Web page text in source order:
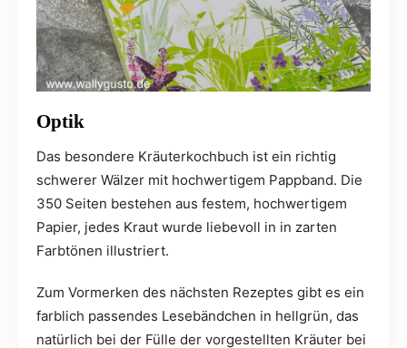
Optik
Das besondere Kräuterkochbuch ist ein richtig
schwerer Wälzer mit hochwertigem Pappband. Die
350 Seiten bestehen aus festem, hochwertigem
Papier, jedes Kraut wurde liebevoll in in zarten
Farbtönen illustriert.
Zum Vormerken des nächsten Rezeptes gibt es ein
farblich passendes Lesebändchen in hellgrün, das
natürlich bei der Fülle der vorgestellten Kräuter bei